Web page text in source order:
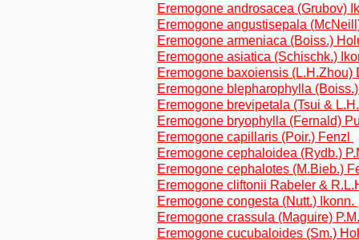
Eremogone androsacea (Grubov)
Eremogone angustisepala
Eremogone armeniaca (Boiss.)
Eremogone asiatica (Schischk.)
Eremogone baxoiensis
Eremogone blepharophylla
Eremogone brevipetala (Tsui &
Eremogone bryophylla (Fernald)
Eremogone capillaris (Poir.) Fenzl
Eremogone cephaloidea (Rydb.)
Eremogone cephalotes (M.Bieb.)
Eremogone cliftonii Rabeler &
Eremogone congesta (Nutt.) Ikonn.
Eremogone crassula (Maguire)
Eremogone cucubaloides (Sm.)